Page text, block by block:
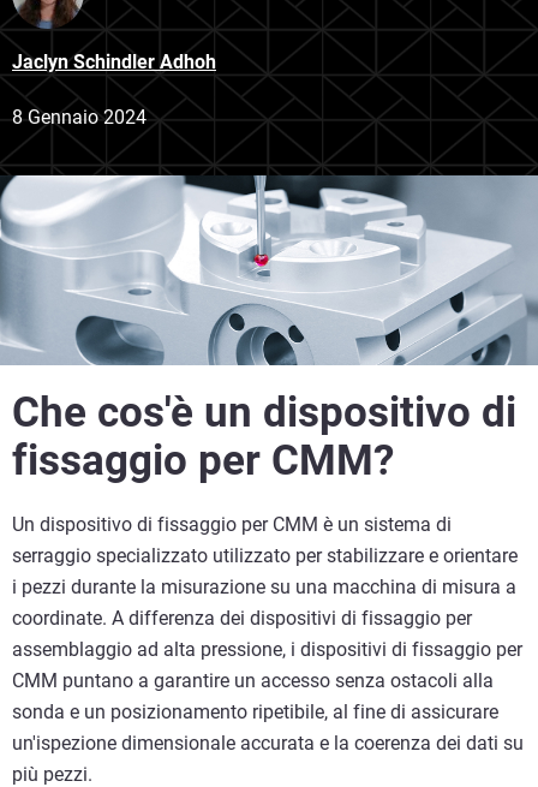
Jaclyn Schindler Adhoh
8 Gennaio 2024
Che cos'è un dispositivo di
fissaggio per CMM?
Un dispositivo di fissaggio per CMM è un sistema di
serraggio specializzato utilizzato per stabilizzare e orientare
i pezzi durante la misurazione su una macchina di misura a
coordinate. A differenza dei dispositivi di fissaggio per
assemblaggio ad alta pressione, i dispositivi di fissaggio per
CMM puntano a garantire un accesso senza ostacoli alla
sonda e un posizionamento ripetibile, al fine di assicurare
un'ispezione dimensionale accurata e la coerenza dei dati su
più pezzi.